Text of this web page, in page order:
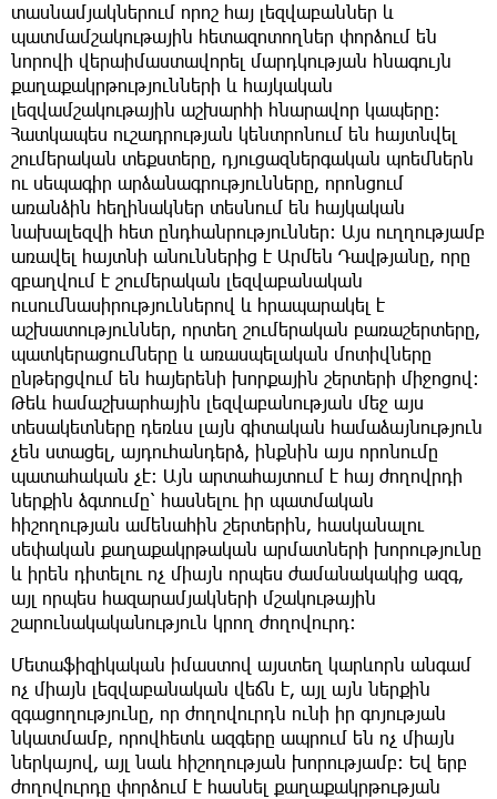
տասնամյակներում որոշ հայ լեզվաբաններ և
պատմամշակութային հետազոտողներ փորձում են
նորովի վերաիմաստավորել մարդկության հնագույն
քաղաքակրթությունների և հայկական
լեզվամշակութային աշխարհի հնարավոր կապերը։
Հատկապես ուշադրության կենտրոնում են հայտնվել
շումերական տեքստերը, դյուցազներգական պոեմներն
ու սեպագիր արձանագրությունները, որոնցում
առանձին հեղինակներ տեսնում են հայկական
նախալեզվի հետ ընդհանրություններ։ Այս ուղղությամբ
առավել հայտնի անուններից է Արմեն Դավթյանը, որը
զբաղվում է շումերական լեզվաբանական
ուսումնասիրություններով և հրապարակել է
աշխատություններ, որտեղ շումերական բառաշերտերը,
պատկերացումները և առասպելական մոտիվները
ընթերցվում են հայերենի խորքային շերտերի միջոցով։
Թեև համաշխարհային լեզվաբանության մեջ այս
տեսակետները դեռևս լայն գիտական համաձայնություն
չեն ստացել, այդուհանդերձ, ինքնին այս որոնումը
պատահական չէ։ Այն արտահայտում է հայ ժողովրդի
ներքին ձգտումը՝ հասնելու իր պատմական
հիշողության ամենահին շերտերին, հասկանալու
սեփական քաղաքակրթական արմատների խորությունը
և իրեն դիտելու ոչ միայն որպես ժամանակակից ազգ,
այլ որպես հազարամյակների մշակութային
շարունակականություն կրող ժողովուրդ։
Մետաֆիզիկական իմաստով այստեղ կարևորն անգամ
ոչ միայն լեզվաբանական վեճն է, այլ այն ներքին
զգացողությունը, որ ժողովուրդն ունի իր գոյության
նկատմամբ, որովհետև ազգերը ապրում են ոչ միայն
ներկայով, այլ նաև հիշողության խորությամբ։ Եվ երբ
ժողովուրդը փորձում է հասնել քաղաքակրթության